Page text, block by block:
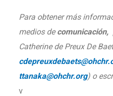
Para obtener más
medios decomunicación,
Catherine de Preux De
ttanaka@ohchr.org) o
v